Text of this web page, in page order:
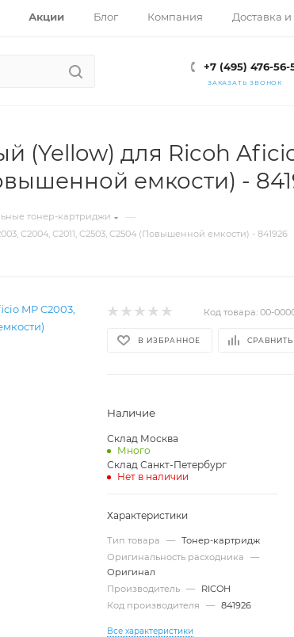
Акции Блог Компания Доставка и
+7 (495) 476-56-
ЗАКАЗАТЬ ЗВОНОК
(Yellow) для Ricoh
емкости) -
тонер-картриджи —
C2004, C2011, C2503, C2504 (Повышенной емкости) - 841926
Код товара: 00-
В ИЗБРАННОЕ СРАВНИТЬ
Наличие
Склад Москва
Много
Склад Санкт-Петербург
Нет в наличии
Характеристики
Тип товара —
Тонер-картридж
Оригинальность расходника
—
Оригинал
Производитель
—
RICOH
Код производителя
— 841926
Все характеристики